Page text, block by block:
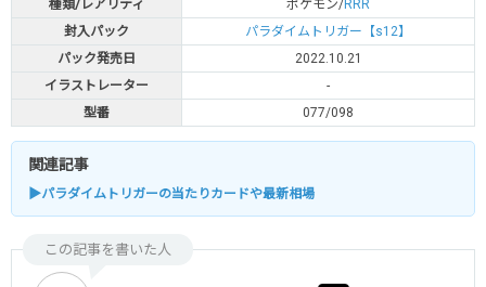
種類/レアリティ ポケモン/ RRR
封入パック
パラダイムトリガー【s12】
パック発売日
2022.10.21
イラストレーター
-
型番
077/098
関連記事
▶パラダイムトリガーの当たりカードや最新相場
この記事を書いた人